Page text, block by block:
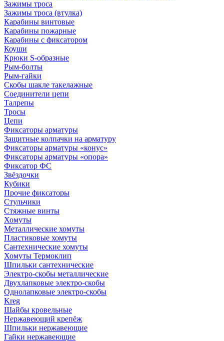
Зажимы троса
Зажимы троса (втулка)
Карабины винтовые
Карабины пожарные
Карабины с фиксатором
Коуши
Крюки S-образные
Рым-болты
Рым-гайки
Скобы шакле такелажные
Соединители цепи
Талрепы
Тросы
Цепи
Фиксаторы арматуры
Защитные колпачки на арматуру
Фиксаторы арматуры «конус»
Фиксаторы арматуры «опора»
Фиксатор ФС
Звёздочки
Кубики
Прочие фиксаторы
Стульчики
Стяжные винты
Хомуты
Металлические хомуты
Пластиковые хомуты
Сантехнические хомуты
Хомуты Термоклип
Шпильки сантехнические
Электро-скобы металлические
Двухлапковые электро-скобы
Однолапковые электро-скобы
Kreg
Шайбы кровельные
Нержавеющий крепёж
Шпильки нержавеющие
Гайки нержавеющие